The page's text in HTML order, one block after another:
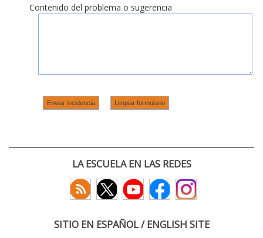
Contenido del problema o sugerencia
LA ESCUELA EN LAS REDES
SITIO EN ESPAÑOL / ENGLISH SITE